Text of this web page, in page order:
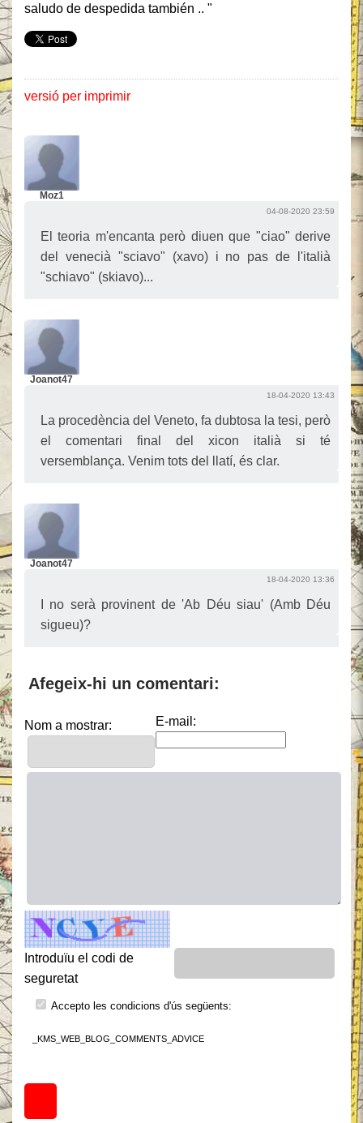
saludo de despedida también .. "
versió per imprimir
Moz1
04-08-2020 23:59
El teoria m'encanta però diuen que "ciao" derive
del venecià "sciavo" (xavo) i no pas de l'italià
"schiavo" (skiavo)...
Joanot47
18-04-2020 13:43
La procedència del Veneto, fa dubtosa la tesi, però
el comentari final del xicon italià si té
versemblança. Venim tots del llatí, és clar.
Joanot47
18-04-2020 13:36
I no serà provinent de 'Ab Déu siau' (Amb Déu
sigueu)?
Afegeix-hi un comentari:
Nom a mostrar: E-mail:
Introduïu el codi de
seguretat
Accepto les condicions d'ús següents:
_KMS_WEB_BLOG_COMMENTS_ADVICE